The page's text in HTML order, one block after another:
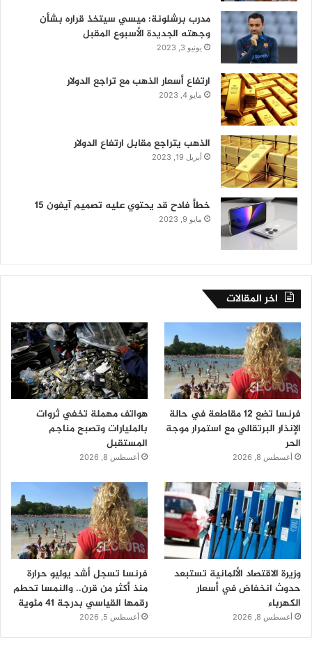
مدرب برشلونة: ميسي سيتخذ قراره بشأن
وجهته الجديدة الأسبوع المقبل
يونيو 3, 2023
ارتفاع أسعار الذهب مع تراجع الدولار
مايو 4, 2023
الذهب يتراجع مقابل ارتفاع الدولار
أبريل 19, 2023
خطأ فادح قد يحتوي عليه تصميم آيفون 15
مايو 9, 2023
اخر المقالات
فرنسا تضع 12 مقاطعة في حالة
الإنذار البرتقالي مع استمرار موجة
الحر
أغسطس 8, 2026
هواتف مهملة تخفي ثروات
بالمليارات وتصبح مناجم
المستقبل
أغسطس 8, 2026
وزيرة الاقتصاد الألمانية تستبعد
حدوث انخفاض في أسعار
الكهرباء
أغسطس 8, 2026
فرنسا تسجل أشد يوليو حرارة
منذ أكثر من قرن.. والنمسا تحطم
رقمها القياسي بدرجة 41 مئوية
أغسطس 5, 2026